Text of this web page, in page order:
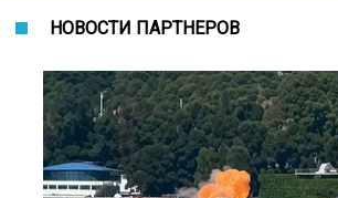
НОВОСТИ ПАРТНЕРОВ